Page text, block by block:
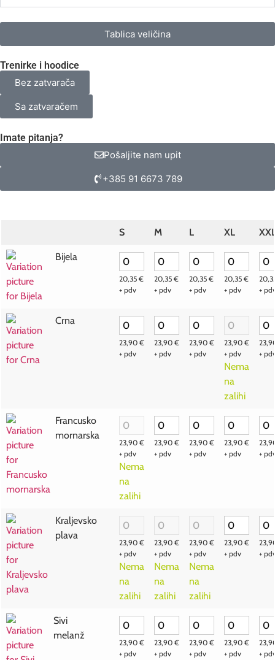
Tablica veličina
Trenirke i hoodice
Bez zatvarača
Sa zatvaračem
Imate pitanja?
Pošaljite nam upit
+385 91 6673 789
S M L XL
Bijela
20,35 €
+ pdv
20,35 €
+ pdv
20,35 €
+ pdv
20,35 €
+ pdv
+
Crna
23,90 €
+ pdv
23,90 €
+ pdv
23,90 €
+ pdv
23,90 €
+ pdv
Nema
na
zalihi
+
Francusko
mornarska
23,90 €
+ pdv
Nema
na
zalihi
23,90 €
+ pdv
23,90 €
+ pdv
23,90 €
+ pdv
+
Kraljevsko
plava
23,90 €
+ pdv
Nema
na
zalihi
23,90 €
+ pdv
Nema
na
zalihi
23,90 €
+ pdv
Nema
na
zalihi
23,90 €
+ pdv
+
Sivi
melanž
23,90 €
+ pdv
23,90 €
+ pdv
23,90 €
+ pdv
23,90 €
+ pdv
+